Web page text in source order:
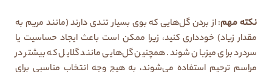
نکته مهم: از بردن گل‌هایی که بوی بسیار تندی دارند (مانند مریم به
مقدار زیاد) خودداری کنید، زیرا ممکن است باعث ایجاد حساسیت یا
سردرد برای میزبان شوند. همچنین گل‌هایی مانند گلایل که بیشتر در
مراسم ترحیم استفاده می‌شوند، به هیچ وجه انتخاب مناسبی برای